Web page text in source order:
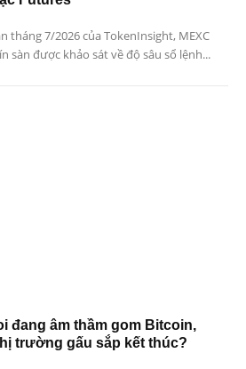
tháng 7/2026 của TokenInsight, MEXC
sàn được khảo sát về độ sâu sổ lệnh...
đang âm thầm gom Bitcoin,
trường gấu sắp kết thúc?